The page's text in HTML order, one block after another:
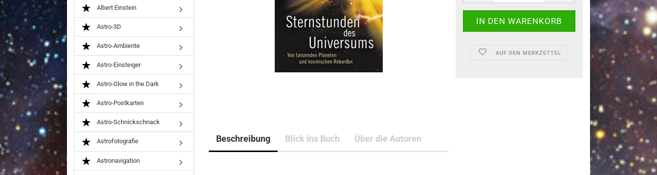
AUF DEN MERKZETTEL
Beschreibung Blick ins Buch Über die Autoren
Albert Einstein
Astro-3D
Astro-Ambiente
Astro-Einsteiger
Astro-Glow in the Dark
Astro-Postkarten
Astro-Schnickschnack
Astrofotografie
Astronavigation